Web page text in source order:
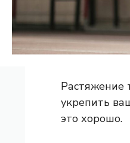
Растяжение
укрепить
это хорошо.